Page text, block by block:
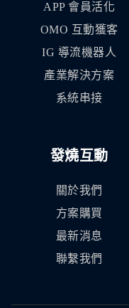
APP 會員活化
OMO 互動獲客
IG 導流機器人
產業解決方案
系統串接
發燒互動
關於我們
方案購買
最新消息
聯繫我們